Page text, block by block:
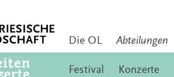
Die OL Abteilungen
Festival Konzerte